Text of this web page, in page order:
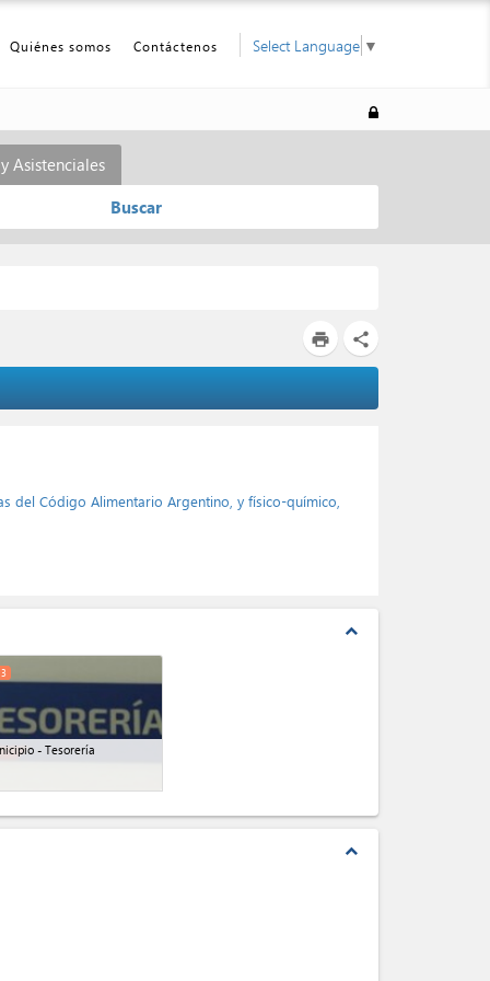
Quiénes somos Contáctenos Select Language ▼
Asistenciales
Buscar
print share
del Código Alimentario Argentino, y físico-químico,
expand_less
- Tesorería
3
expand_less